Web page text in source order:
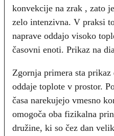
konvekcije na zrak , zato
zelo intenzivna. V praksi
naprave oddajo visoko
časovni enoti. Prikaz na
Zgornja primera sta
oddaje toplote v prostor.
časa narekujejo vmesno
omogoča oba fizikalna
družine, ki so čez dan